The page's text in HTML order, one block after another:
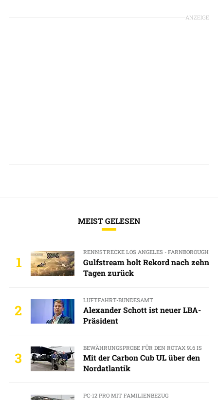
ANZEIGE
MEIST GELESEN
1
RENNSTRECKE LOS ANGELES - FARNBOROUGH
Gulfstream holt Rekord nach zehn
Tagen zurück
2
LUFTFAHRT-BUNDESAMT
Alexander Schott ist neuer LBA-
Präsident
3
BEWÄHRUNGSPROBE FÜR DEN ROTAX 916 IS
Mit der Carbon Cub UL über den
Nordatlantik
PC-12 PRO MIT FAMILIENBEZUG